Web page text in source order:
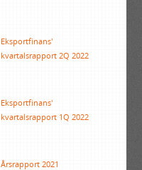
Eksportfinans'
kvartalsrapport 2Q 2022
Eksportfinans'
kvartalsrapport 1Q 2022
Årsrapport 2021